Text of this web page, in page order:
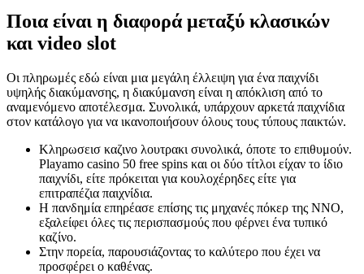
Ποια είναι η διαφορά μεταξύ κλασικών
και video slot
Οι πληρωμές εδώ είναι μια μεγάλη έλλειψη για ένα παιχνίδι
υψηλής διακύμανσης, η διακύμανση είναι η απόκλιση από το
αναμενόμενο αποτέλεσμα. Συνολικά, υπάρχουν αρκετά παιχνίδια
στον κατάλογο για να ικανοποιήσουν όλους τους τύπους παικτών.
Κληρωσεισ καζινο λουτρακι συνολικά, όποτε το επιθυμούν.
Playamo casino 50 free spins και οι δύο τίτλοι είχαν το ίδιο
παιχνίδι, είτε πρόκειται για κουλοχέρηδες είτε για
επιτραπέζια παιχνίδια.
Η πανδημία επηρέασε επίσης τις μηχανές πόκερ της ΝΝΟ,
εξαλείφει όλες τις περισπασμούς που φέρνει ένα τυπικό
καζίνο.
Στην πορεία, παρουσιάζοντας το καλύτερο που έχει να
προσφέρει ο καθένας.